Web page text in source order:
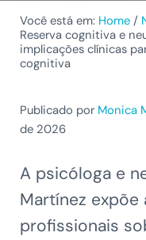
Você está em: Home /
Reserva cognitiva e
implicações clínicas
cognitiva
Publicado por Monica
de 2026
A psicóloga e
Martínez expõe
profissionais